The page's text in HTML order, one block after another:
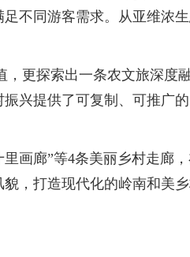
不同游客需求。从亚维浓
更探索出一条农文旅深度
兴提供了可复制、可推广
廊”等4条美丽乡村走廊
，打造现代化的岭南和美乡